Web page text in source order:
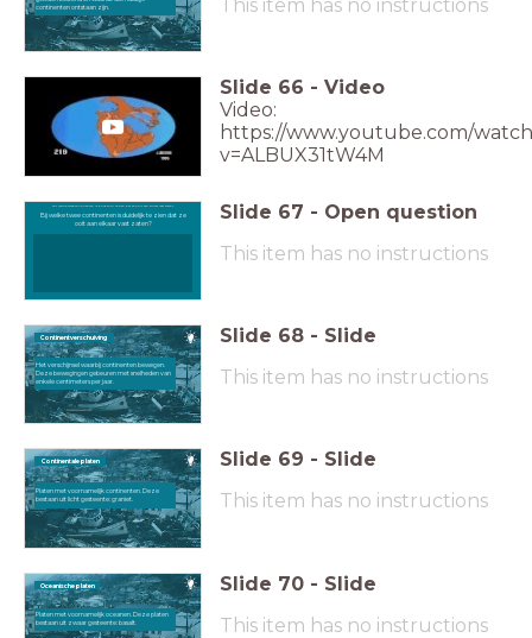
continenten ontstaan zijn.
This item has no instructions
Slide 66 - Video
Video:
https://www.youtube.com/
v=ALBUX31tW4M
Bij welke twee continenten is duidelijk te zien dat ze ooit aan elkaar vast zaten?
Bij welke twee continenten is duidelijk te zien dat ze
ooit aan elkaar vast zaten?
Slide 67 - Open question
This item has no instructions
Continentverschuiving
Het verschijnsel waarbij continenten bewegen.
Deze bewegingen gebeuren met snelheden van
enkele centimeters per jaar.
Slide 68 - Slide
This item has no instructions
Continentale platen
Platen met voornamelijk continenten. Deze
bestaan uit licht gesteente: graniet.
Slide 69 - Slide
This item has no instructions
Oceanische platen
Platen met voornamelijk oceanen. Deze platen
bestaan uit zwaar gesteente: basalt.
Slide 70 - Slide
This item has no instructions